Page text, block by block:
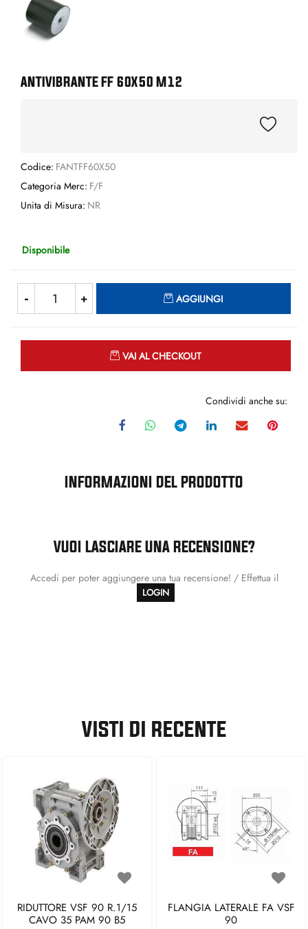
ANTIVIBRANTE FF 60X50 M12
Codice: FANTFF60X50
Categoria Merc: F/F
Unita di Misura: NR
Disponibile
AGGIUNGI
VAI AL CHECKOUT
Condividi anche su:
INFORMAZIONI DEL PRODOTTO
VUOI LASCIARE UNA RECENSIONE?
Accedi per poter aggiungere una tua recensione! / Effettua il
LOGIN
VISTI DI RECENTE
RIDUTTORE VSF 90 R.1/15
CAVO 35 PAM 90 B5
FLANGIA LATERALE FA VSF
90